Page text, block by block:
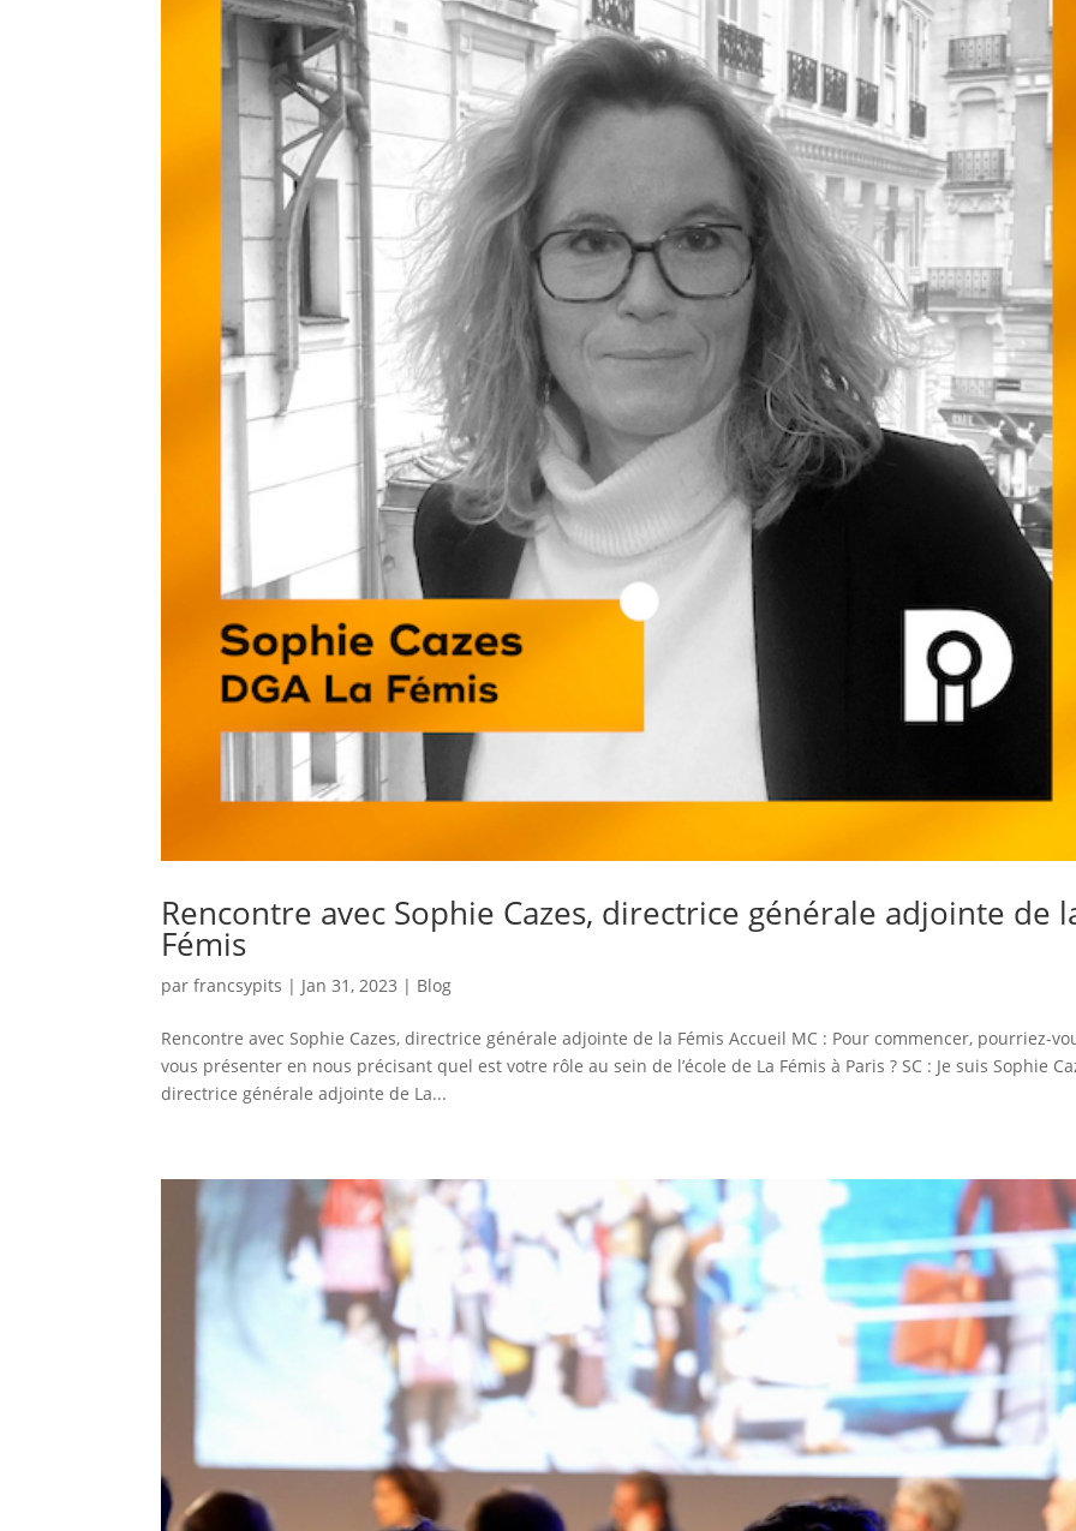
Rencontre avec Sophie Cazes, directrice générale adjointe de
Fémis
parfrancsypits | Jan 31, 2023 | Blog
Rencontre avec Sophie Cazes, directrice générale adjointe de la Fémis Accueil MC : Pour commencer, pourriez-
vous présenter en nous précisant quel est votre rôle au sein de l’école de La Fémis à Paris ? SC : Je suis Sophie
directrice générale adjointe de La...